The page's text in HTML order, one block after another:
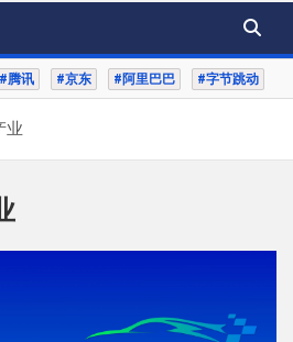
#腾讯 #京东 #阿里巴巴 #字节跳动
业